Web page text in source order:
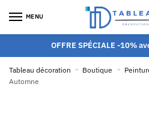
MENU
OFFRE SPÉCIALE -10%
Tableau décoration » Boutique »
Automne